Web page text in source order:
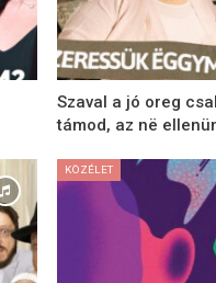
Szaval a jó oreg
támod, az në
KÖZÉLET